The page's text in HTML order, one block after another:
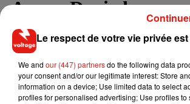
EQUIPE MARC LAVOINE
Le respect de votre vie privée
We and our (447) partnersdo the following data
your consent and/or our legitimate interest: Store
information on a device; Use limited data to select
profiles for personalised advertising; Use profiles to